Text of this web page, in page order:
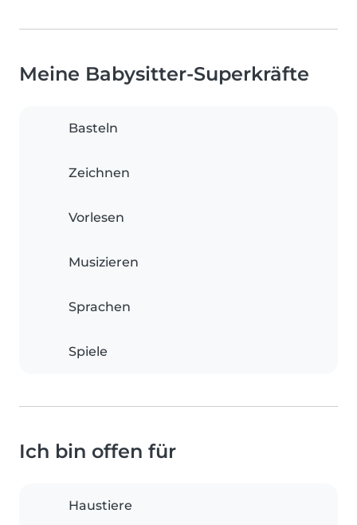
Meine Babysitter-Superkräfte
Basteln
Zeichnen
Vorlesen
Musizieren
Sprachen
Spiele
Ich bin offen für
Haustiere